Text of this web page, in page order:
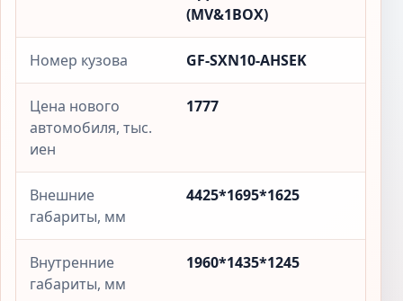
(MV&1BOX)
Номер кузова GF-SXN10-AHSEK
Цена нового
автомобиля, тыс.
иен
1777
Внешние
габариты, мм
4425*1695*1625
Внутренние
габариты, мм
1960*1435*1245